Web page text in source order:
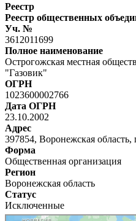
Реестр
Реестр общественных
Уч. №
3612011699
Полное наименование
Острогожская местная
"Газовик"
ОГРН
1023600002766
Дата ОГРН
23.10.2002
Адрес
397854, Воронежская
Форма
Общественная организация
Регион
Воронежская область
Статус
Исключенные